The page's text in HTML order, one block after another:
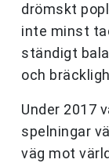
drömskt
inte minst
ständigt
och
Under 2017
spelningar
väg mot